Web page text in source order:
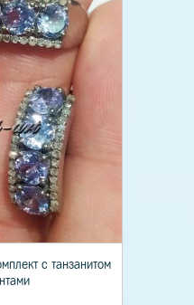
с танзанитом